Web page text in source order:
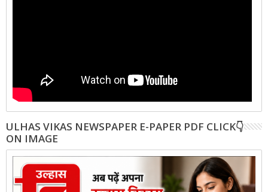
ULHAS VIKAS NEWSPAPER E-PAPER PDF CLICK👇
ON IMAGE